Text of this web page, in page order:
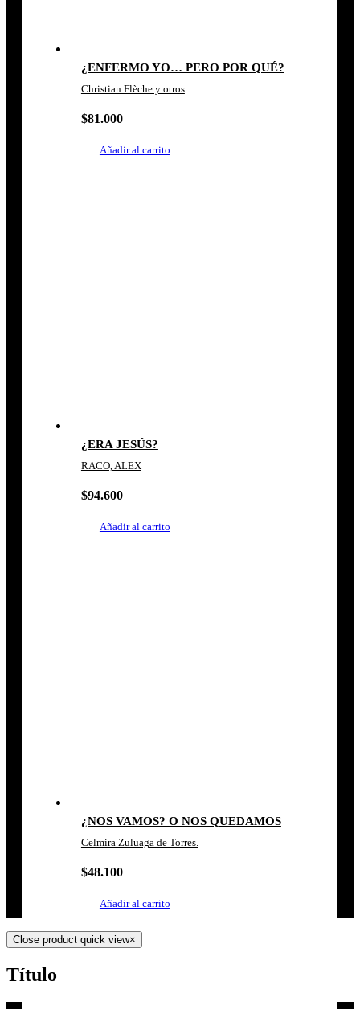
¿ENFERMO YO… PERO POR QUÉ?
Christian Flèche y otros
$81.000
Añadir al carrito
¿ERA JESÚS?
RACO, ALEX
$94.600
Añadir al carrito
¿NOS VAMOS? O NOS QUEDAMOS
Celmira Zuluaga de Torres.
$48.100
Añadir al carrito
Close product quick view×
Título